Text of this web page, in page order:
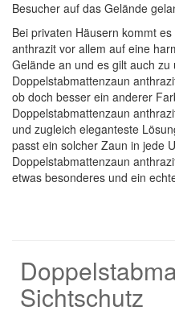
Besucher auf das Gelände
Bei privaten Häusern kommt
anthrazit vor allem auf eine
Gelände an und es gilt auch
Doppelstabmattenzaun
ob doch besser ein anderer
Doppelstabmattenzaun
und zugleich eleganteste
passt ein solcher Zaun in jede
Doppelstabmattenzaun
etwas besonderes und ein
Sichtschutz